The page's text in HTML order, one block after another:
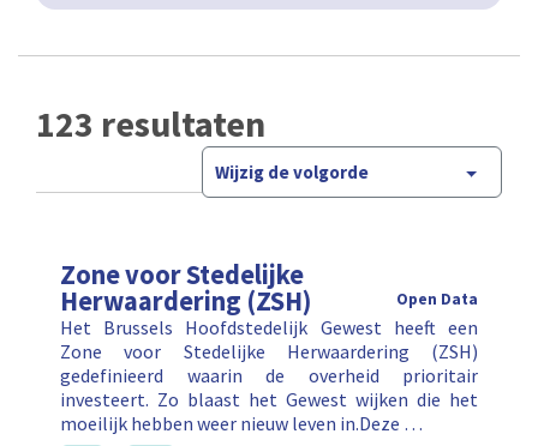
123 resultaten
Wijzig de volgorde
Zone voor Stedelijke
Herwaardering (ZSH) Open Data
Het Brussels Hoofdstedelijk Gewest heeft een
Zone voor Stedelijke Herwaardering (ZSH)
gedefinieerd waarin de overheid prioritair
investeert. Zo blaast het Gewest wijken die het
moeilijk hebben weer nieuw leven in.Deze …